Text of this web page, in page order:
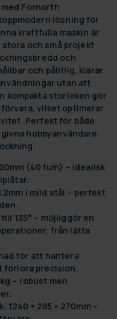
Fornorth
lösning för
kraftfulla maskin är
och små projekt
och
och pålitlig, klarar
utan att
kompakta storleken gör
vilket optimerar
Perfekt för både
hobbyanvändare
(40 tum) – idealisk
i mild stål – perfekt
135° – möjliggör en
från lätta
för att hantera
förlora precision.
– robust men
1240 × 285 × 270mm–